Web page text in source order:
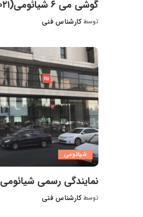
گوشی می ۶ شیائومی(۲۰۲۱)
ارسال
توسطکارشناس فنی
شیائومی
نمایندگی رسمی شیائومی
ارسال
توسطکارشناس فنی